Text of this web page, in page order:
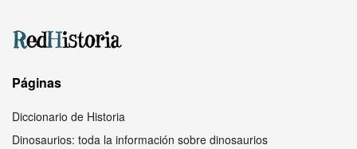
Páginas
Diccionario de Historia
Dinosaurios: toda la información sobre dinosaurios